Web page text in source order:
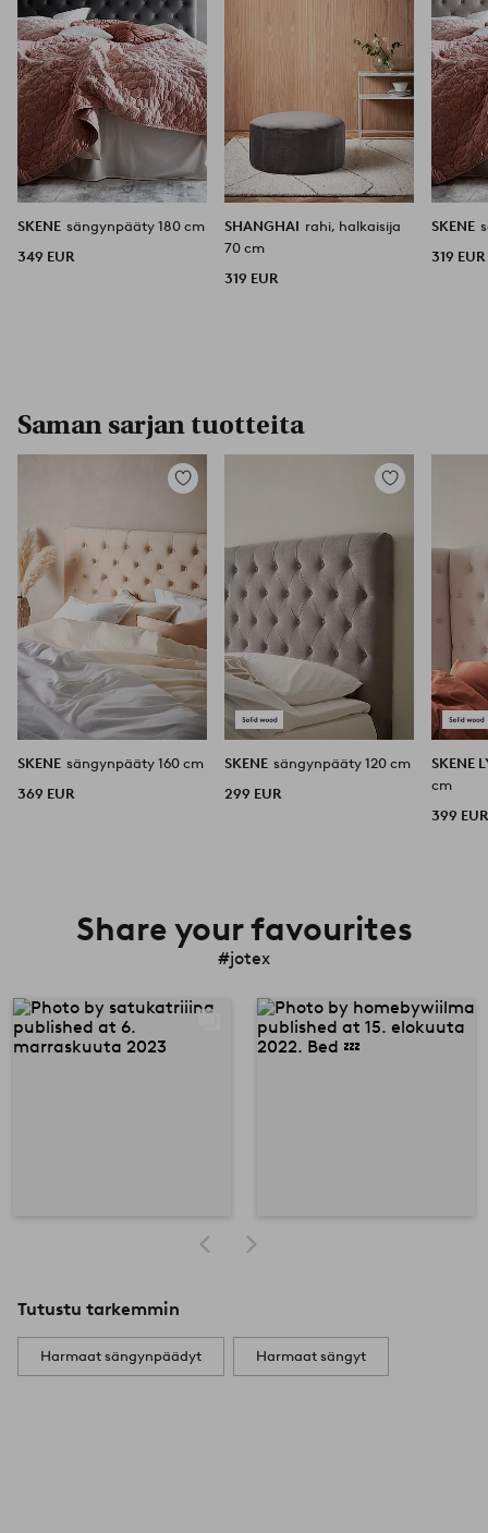
SKENE sängynpääty 180 cm
349 EUR
SHANGHAI rahi, halkaisija
70 cm
319 EUR
SKENE
319 EUR
Saman sarjan tuotteita
Lisää
SKENE sängynpääty 160 cm
369 EUR
Lisää
SKENE sängynpääty 120 cm
299 EUR
SKENE
cm
399 EUR
Share your favourites
#jotex
Tutustu tarkemmin
Harmaat sängynpäädyt Harmaat sängyt